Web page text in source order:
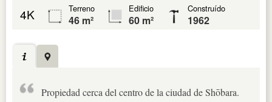
4K Terreno
46 m²
Edificio
60 m²
Construído
1962
Propiedad cerca del centro de la ciudad de Shōbara.